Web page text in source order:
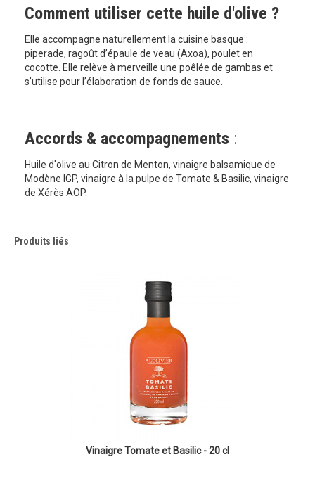
Comment utiliser cette huile d'olive ?
Elle accompagne naturellement la cuisine basque :
piperade, ragoût d’épaule de veau (Axoa), poulet en
cocotte. Elle relève à merveille une poêlée de gambas et
s’utilise pour l’élaboration de fonds de sauce.
Accords & accompagnements :
Huile d'olive au Citron de Menton, vinaigre balsamique de
Modène IGP, vinaigre à la pulpe de Tomate & Basilic, vinaigre
de Xérès AOP.
Produits liés
Vinaigre Tomate et Basilic - 20 cl